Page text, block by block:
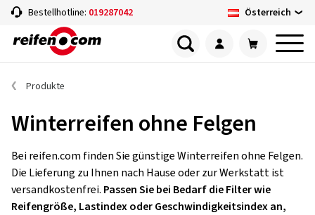
Bestellhotline: 019287042 Österreich
Produkte
Winterreifen ohne Felgen
Bei reifen.com finden Sie günstige Winterreifen ohne Felgen.
Die Lieferung zu Ihnen nach Hause oder zur Werkstatt ist
versandkostenfrei. Passen Sie bei Bedarf die Filter wie
Reifengröße, Lastindex oder Geschwindigkeitsindex an,